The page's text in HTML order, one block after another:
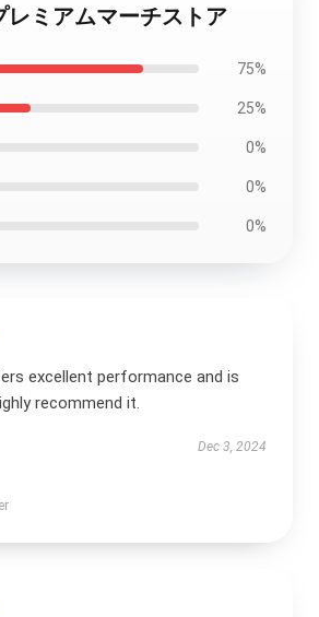
レミアムマーチストア
75%
25%
0%
0%
0%
excellent performance and is
recommend it.
Dec 3, 2024